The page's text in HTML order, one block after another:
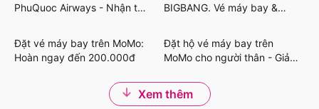
PhuQuoc Airways - Nhận thẻ
BIGBANG. Vé máy bay &
Đặt vé máy bay trên MoMo:
Hoàn ngay đến 200.000đ
Đặt hộ vé máy bay trên
MoMo cho người thân - Giảm
Xem thêm